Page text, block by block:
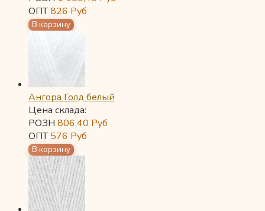
ОПТ826 Руб
Ангора Голд белый
Цена склада:
РОЗН 806,40 Руб
ОПТ576 Руб